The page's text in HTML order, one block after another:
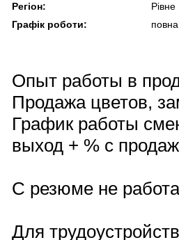
Регіон:
Рівне
Графік роботи:
повна
Опыт работы в
Продажа цветов,
График работы
выход + % c
С резюме не
Для